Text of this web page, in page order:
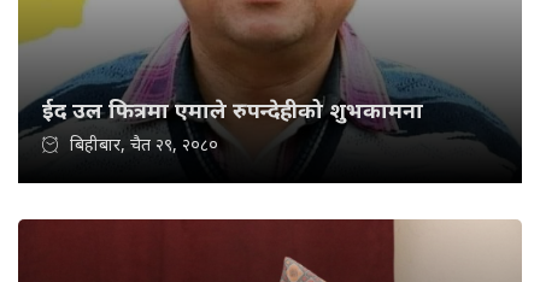
ईद उल फित्रमा एमाले रुपन्देहीको शुभकामना
बिहीबार, चैत २९, २०८०